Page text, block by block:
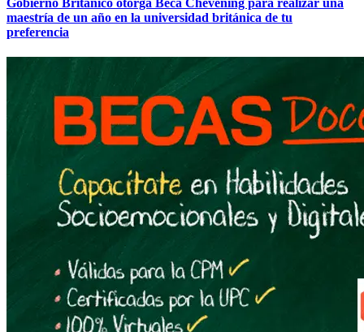
Gobierno Británico otorga Beca Chevening para realizar una
maestría de un año en la universidad británica de tu
preferencia